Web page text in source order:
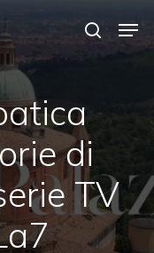
search
di
TV
Close